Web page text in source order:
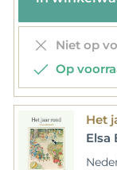
Niet op
Op
Het
Elsa